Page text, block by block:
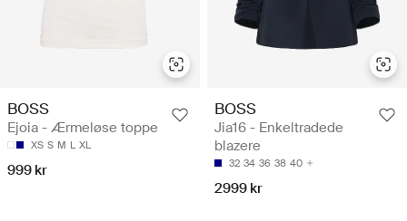
BOSS
Ejoia - Ærmeløse toppe
XS S M L XL
999 kr
BOSS
Jia16 - Enkeltradede
blazere
32 34 36 38 40
2999 kr